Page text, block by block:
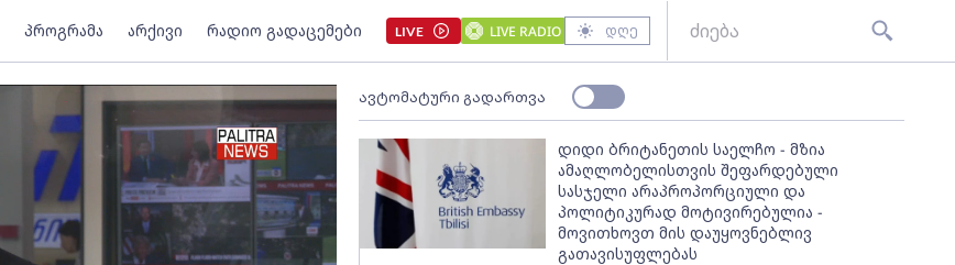
პროგრამა არქივი რადიო გადაცემები LIVE LIVE RADIO დღე
ავტომატური გადართვა
დიდი ბრიტანეთის საელჩო - მზია
ამაღლობელისთვის შეფარდებული
სასჯელი არაპროპორციული და
პოლიტიკურად მოტივირებულია -
მოვითხოვთ მის დაუყოვნებლივ
გათავისუფლებას